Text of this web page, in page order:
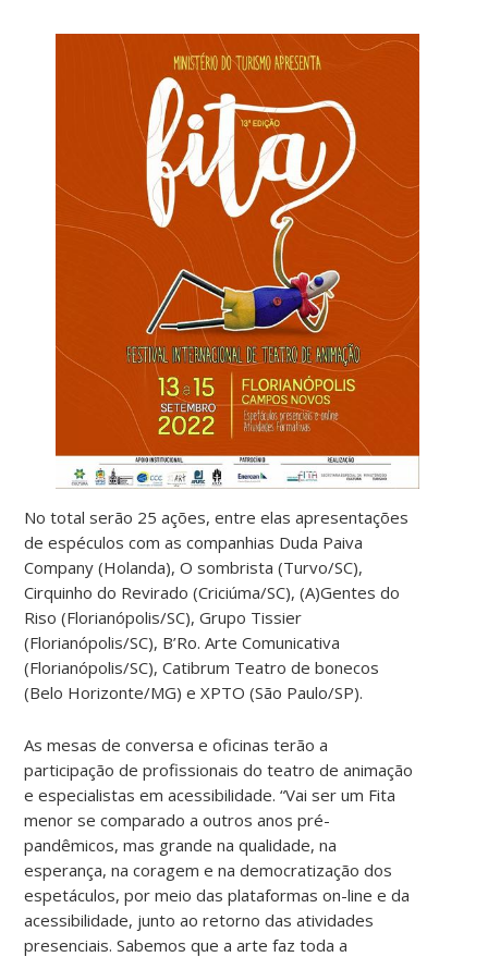
No total serão 25 ações, entre elas apresentações
de espéculos com as companhias Duda Paiva
Company (Holanda), O sombrista (Turvo/SC),
Cirquinho do Revirado (Criciúma/SC), (A)Gentes do
Riso (Florianópolis/SC), Grupo Tissier
(Florianópolis/SC), B’Ro. Arte Comunicativa
(Florianópolis/SC), Catibrum Teatro de bonecos
(Belo Horizonte/MG) e XPTO (São Paulo/SP).
As mesas de conversa e oficinas terão a
participação de profissionais do teatro de animação
e especialistas em acessibilidade. “Vai ser um Fita
menor se comparado a outros anos pré-
pandêmicos, mas grande na qualidade, na
esperança, na coragem e na democratização dos
espetáculos, por meio das plataformas on-line e da
acessibilidade, junto ao retorno das atividades
presenciais. Sabemos que a arte faz toda a